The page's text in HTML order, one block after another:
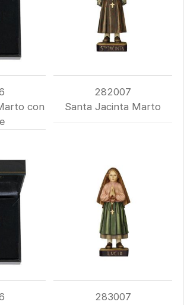
con
282007
Santa Jacinta Marto
283007